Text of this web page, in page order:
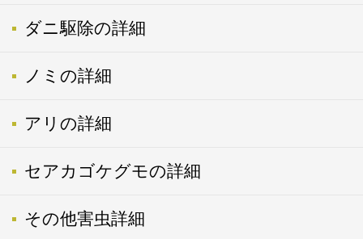
ダニ駆除の詳細
ノミの詳細
アリの詳細
セアカゴケグモの詳細
その他害虫詳細